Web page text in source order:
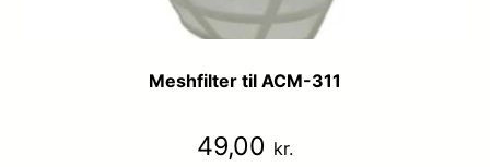
Meshfilter til ACM-311
49,00 kr.